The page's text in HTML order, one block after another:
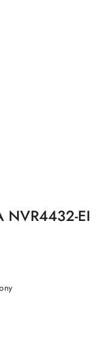
NVR4432-EI